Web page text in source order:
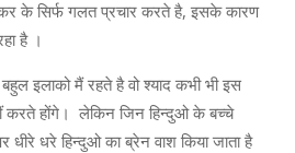
कर के सिर्फ गलत प्रचार करते है, इसके कारण
है ।
इलाको मैं रहते है वो श्याद कभी भी इस
करते होंगे। लेकिन जिन हिन्दुओ के बच्चे
धीरे धरे हिन्दुओ का ब्रेन वाश किया जाता है